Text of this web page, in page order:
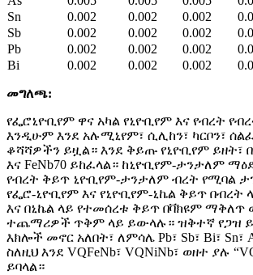
Sn
0.002 0.002 0.002
Sb
0.002 0.002 0.002
Pb
0.002 0.002 0.002
Bi
0.002 0.002 0.002
መግለጫ:
የፌሮኒዮቢየም ዋና አካል የኒዮቢየም እና የብረት
እንዲሁም እንደ አሉሚኒየም፣ ሲሊከን፣ ካርቦን፣
ቆሻሻዎችን ይዟል። እንደ ቅይጡ የኒዮቢየም ይዘት፣
እና FeNb70 ይከፈላል። ከኒዮቢየም-ታንታለም
የብረት ቅይጥ ኒዮቢየም-ታንታለም ብረት የሚባል
የፌሮ-ኒዮቢየም እና የኒዮቢየም-ኒኬል ቅይጥ በብረት
እና በኒኬል ላይ የተመሰረቱ ቅይጥ በቫክዩም ማቅለጥ
ተጨማሪዎች ጥቅም ላይ ይውላሉ። ዝቅተኛ የጋዝ
እክሎች መኖር አለበት፣ ለምሳሌ Pb፣ Sb፣ Bi፣ Sn፣
ስለዚህ እንደ VQFeNb፣ VQNiNb፣ ወዘተ ያሉ
ይባላል።